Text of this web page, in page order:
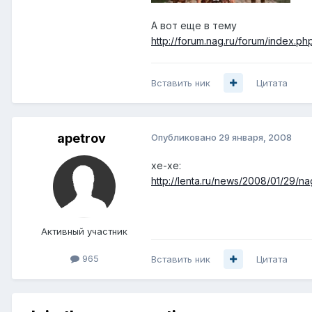
А вот еще в тему
http://forum.nag.ru/forum/
Вставить ник Цитата
apetrov
Активный участник
965
Опубликовано 29 января, 2008
хе-хе:
http://lenta.ru/news/2008/01/29/
Вставить ник Цитата